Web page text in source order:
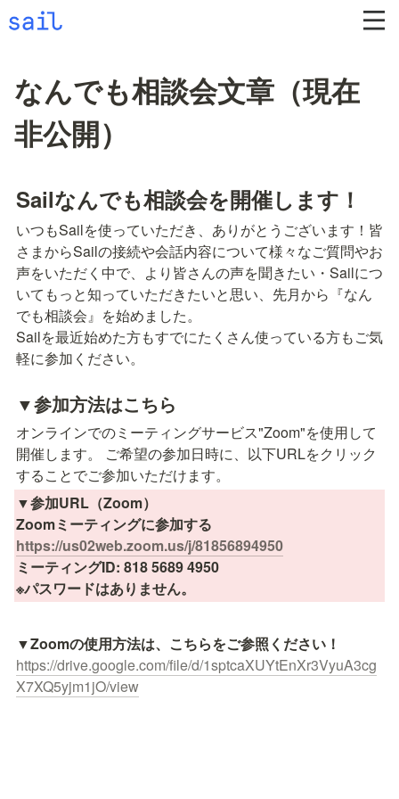
なんでも相談会文章（現在
非公開）
Sailなんでも相談会を開催します！
いつもSailを使っていただき、ありがとうございます！皆
さまからSailの接続や会話内容について様々なご質問やお
声をいただく中で、より皆さんの声を聞きたい・Sailにつ
いてもっと知っていただきたいと思い、先月から『なん
でも相談会』を始めました。
Sailを最近始めた方もすでにたくさん使っている方もご気
軽に参加ください。
▼参加方法はこちら
オンラインでのミーティングサービス"Zoom"を使用して
開催します。 ご希望の参加日時に、以下URLをクリック
することでご参加いただけます。
▼参加URL（Zoom）
https://us02web.zoom.us/j/81856894950
ミーティングID: 818 5689 4950
※パスワードはありません。
https://drive.google.com/file/d/1sptcaXUYtEnXr3VyuA3cg
X7XQ5yjm1jO/view